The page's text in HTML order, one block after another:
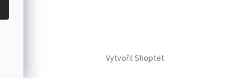
Vytvořil Shoptet